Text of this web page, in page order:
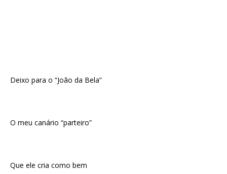
Deixo para o “João da Bela”
O meu canário “parteiro”
Que ele cria como bem